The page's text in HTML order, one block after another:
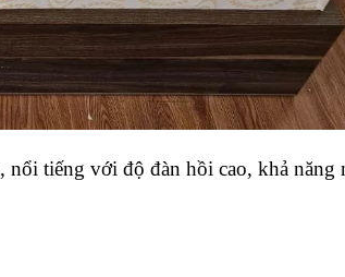
, nổi tiếng với độ đàn hồi cao, khả năng